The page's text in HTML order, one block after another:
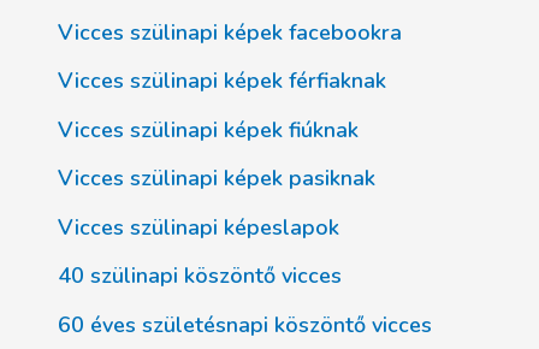
Vicces szülinapi képek facebookra
Vicces szülinapi képek férfiaknak
Vicces szülinapi képek fiúknak
Vicces szülinapi képek pasiknak
Vicces szülinapi képeslapok
40 szülinapi köszöntő vicces
60 éves születésnapi köszöntő vicces